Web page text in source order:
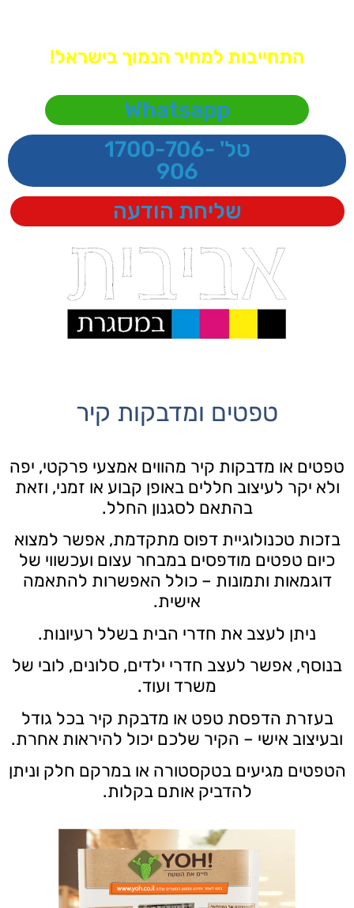
התחייבות למחיר הנמוך בישראל!
Whatsapp
טל' 1700-706-
906
שליחת הודעה
טפטים ומדבקות קיר
טפטים או מדבקות קיר מהווים אמצעי פרקטי, יפה
ולא יקר לעיצוב חללים באופן קבוע או זמני, וזאת
בהתאם לסגנון החלל.
בזכות טכנולוגיית דפוס מתקדמת, אפשר למצוא
כיום טפטים מודפסים במבחר עצום ועכשווי של
דוגמאות ותמונות – כולל האפשרות להתאמה
אישית.
ניתן לעצב את חדרי הבית בשלל רעיונות.
בנוסף, אפשר לעצב חדרי ילדים, סלונים, לובי של
משרד ועוד.
בעזרת הדפסת טפט או מדבקת קיר בכל גודל
ובעיצוב אישי – הקיר שלכם יכול להיראות אחרת.
הטפטים מגיעים בטקסטורה או במרקם חלק וניתן
להדביק אותם בקלות.